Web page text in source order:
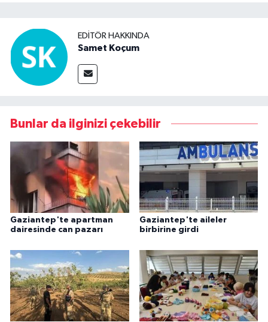
EDITÖR HAKKINDA
Samet Koçum
Bunlar da ilginizi çekebilir
Gaziantep'te apartman
dairesinde can pazarı
Gaziantep'te aileler
birbirine girdi